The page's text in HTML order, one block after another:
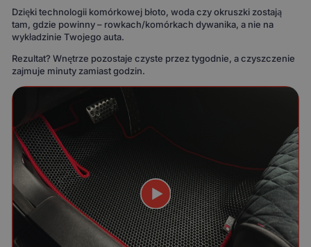
Dzięki technologii komórkowej błoto, woda czy okruszki zostają
tam, gdzie powinny – rowkach/komórkach dywanika, a nie na
wykładzinie Twojego auta.
Rezultat? Wnętrze pozostaje czyste przez tygodnie, a czyszczenie
zajmuje minuty zamiast godzin.